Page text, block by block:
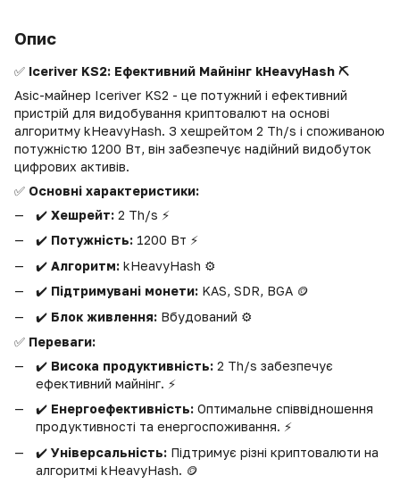
Опис
✅ Iceriver KS2: Ефективний Майнінг kHeavyHash ⛏️
Asic-майнер Iceriver KS2 - це потужний і ефективний
пристрій для видобування криптовалют на основі
алгоритму kHeavyHash. З хешрейтом 2 Th/s і споживаною
потужністю 1200 Вт, він забезпечує надійний видобуток
цифрових активів.
✅ Основні характеристики:
✔️ Хешрейт: 2 Th/s ⚡️
✔️ Потужність: 1200 Вт ⚡️
✔️ Алгоритм: kHeavyHash ⚙️
✔️ Підтримувані монети: KAS, SDR, BGA 🪙
✔️ Блок живлення: Вбудований ⚙️
✅ Переваги:
✔️ Висока продуктивність: 2 Th/s забезпечує
ефективний майнінг. ⚡️
✔️ Енергоефективність: Оптимальне співвідношення
продуктивності та енергоспоживання. ⚡️
✔️ Універсальність: Підтримує різні криптовалюти на
алгоритмі kHeavyHash. 🪙